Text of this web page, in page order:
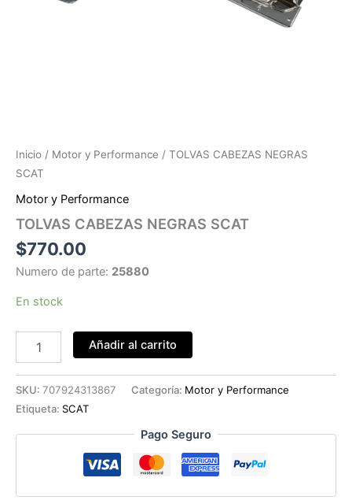
Inicio / Motor y Performance / TOLVAS CABEZAS NEGRAS
SCAT
Motor y Performance
TOLVAS CABEZAS NEGRAS SCAT
$770.00
Numero de parte: 25880
En stock
CABEZAS
SCAT
Añadir al carrito
SKU: 707924313867 Categoría: Motor y Performance
Etiqueta: SCAT
Pago Seguro